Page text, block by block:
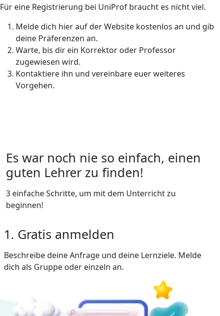
Für eine Registrierung bei UniProf braucht es nicht viel.
Melde dich hier auf der Website kostenlos an und gib
deine Präferenzen an.
Warte, bis dir ein Korrektor oder Professor
zugewiesen wird.
Kontaktiere ihn und vereinbare euer weiteres
Vorgehen.
Es war noch nie so einfach, einen
guten Lehrer zu finden!
3 einfache Schritte, um mit dem Unterricht zu
beginnen!
1. Gratis anmelden
Beschreibe deine Anfrage und deine Lernziele. Melde
dich als Gruppe oder einzeln an.